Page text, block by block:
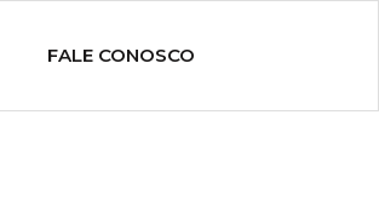
FALE CONOSCO